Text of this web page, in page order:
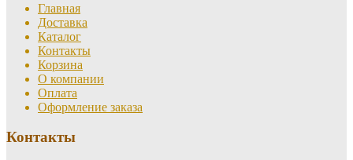
Главная
Доставка
Каталог
Контакты
Корзина
О компании
Оплата
Оформление заказа
Контакты